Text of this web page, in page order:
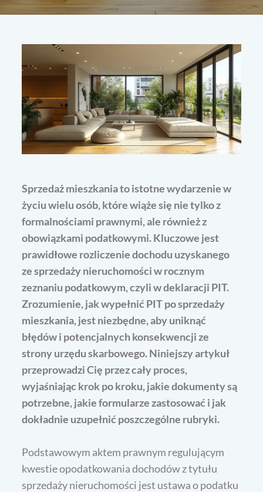
Sprzedaż mieszkania to istotne wydarzenie w
życiu wielu osób, które wiąże się nie tylko z
formalnościami prawnymi, ale również z
obowiązkami podatkowymi. Kluczowe jest
prawidłowe rozliczenie dochodu uzyskanego
ze sprzedaży nieruchomości w rocznym
zeznaniu podatkowym, czyli w deklaracji PIT.
Zrozumienie, jak wypełnić PIT po sprzedaży
mieszkania, jest niezbędne, aby uniknąć
błędów i potencjalnych konsekwencji ze
strony urzędu skarbowego. Niniejszy artykuł
przeprowadzi Cię przez cały proces,
wyjaśniając krok po kroku, jakie dokumenty są
potrzebne, jakie formularze zastosować i jak
dokładnie uzupełnić poszczególne rubryki.
Podstawowym aktem prawnym regulującym
kwestie opodatkowania dochodów z tytułu
sprzedaży nieruchomości jest ustawa o podatku